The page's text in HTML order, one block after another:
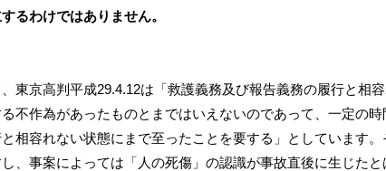
るわけではありません。
東京高判平成29.4.12は「救護義務及び報告義務の履行と相
不作為があったものとまではいえないのであって、一定の
相容れない状態にまで至ったことを要する」としています
、事案によっては「人の死傷」の認識が事故直後に生じた